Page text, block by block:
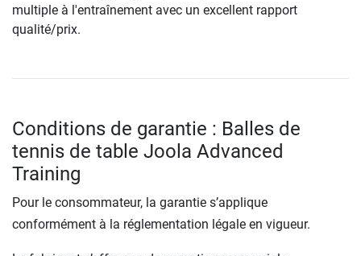
multiple à l'entraînement avec un excellent rapport
qualité/prix.
Conditions de garantie : Balles de
tennis de table Joola Advanced
Training
Pour le consommateur, la garantie s’applique
conformément à la réglementation légale en vigueur.